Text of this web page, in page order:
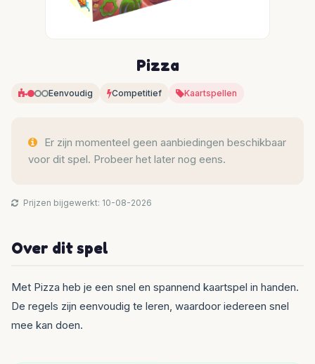
Pizza
Eenvoudig Competitief Kaartspellen
Er zijn momenteel geen aanbiedingen beschikbaar
voor dit spel. Probeer het later nog eens.
Prijzen bijgewerkt: 10-08-2026
Over dit spel
Met Pizza heb je een snel en spannend kaartspel in handen.
De regels zijn eenvoudig te leren, waardoor iedereen snel
mee kan doen.